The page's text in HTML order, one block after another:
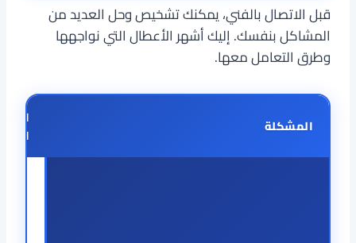
قبل الاتصال بالفني، يمكنك تشخيص وحل العديد من
المشاكل بنفسك. إليك أشهر الأعطال التي نواجهها
وطرق التعامل معها.
المشكلة